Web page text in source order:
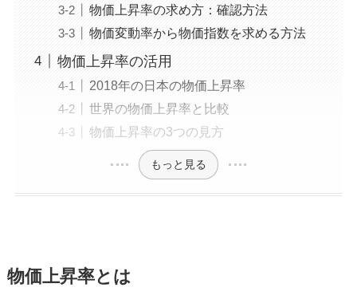
物価上昇率の求め方：確認方法
物価変動率から物価指数を求める方法
物価上昇率の活用
2018年の日本の物価上昇率
世界の物価上昇率と比較
物価上昇率の3つの見方
もっと見る
物価上昇率とは